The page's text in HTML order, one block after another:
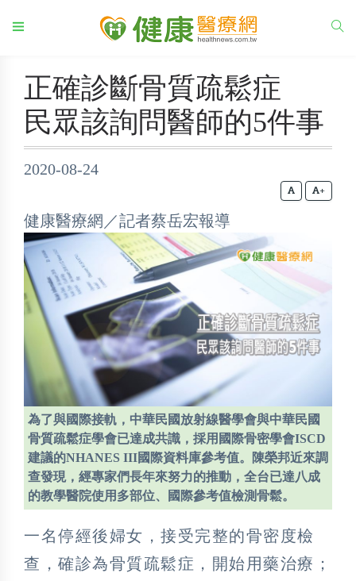
正確診斷骨質疏鬆症
民眾該詢問醫師的5件事
2020-08-24
+
健康醫療網／記者蔡岳宏報導
為了與國際接軌，中華民國放射線醫學會與中華民國
骨質疏鬆症學會已達成共識，採用國際骨密學會ISCD
建議的NHANES III國際資料庫參考值。陳榮邦近來調
查發現，經專家們長年來努力的推動，全台已達八成
的教學醫院使用多部位、國際參考值檢測骨鬆。
一名停經後婦女，接受完整的骨密度檢
查，確診為骨質疏鬆症，開始用藥治療；